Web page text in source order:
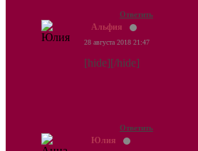
Ответить
Альфия
28 августа 2018 21:47
[hide][/hide]
Ответить
Юлия